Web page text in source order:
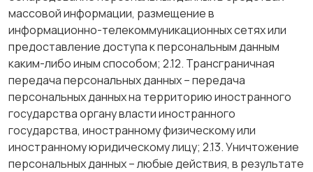
массовой информации, размещение в
информационно-телекоммуникационных сетях или
предоставление доступа к персональным данным
каким-либо иным способом; 2.12. Трансграничная
передача персональных данных – передача
персональных данных на территорию иностранного
государства органу власти иностранного
государства, иностранному физическому или
иностранному юридическому лицу; 2.13. Уничтожение
персональных данных – любые действия, в результате